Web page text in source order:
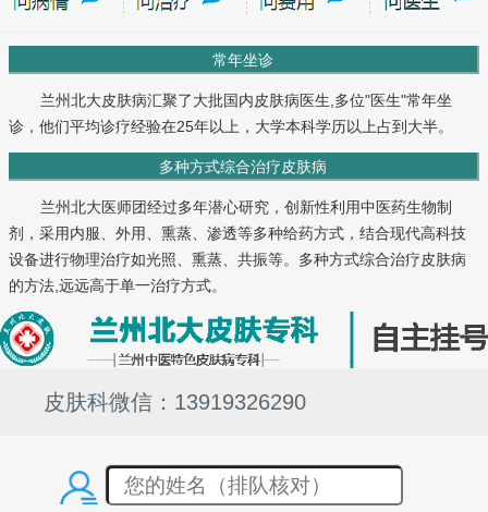
常年坐诊
兰州北大皮肤病汇聚了大批国内皮肤病医生,多位"医生"常年坐
诊，他们平均诊疗经验在25年以上，大学本科学历以上占到大半。
多种方式综合治疗皮肤病
兰州北大医师团经过多年潜心研究，创新性利用中医药生物制
剂，采用内服、外用、熏蒸、渗透等多种给药方式，结合现代高科技
设备进行物理治疗如光照、熏蒸、共振等。多种方式综合治疗皮肤病
的方法,远远高于单一治疗方式。
皮肤科微信：13919326290